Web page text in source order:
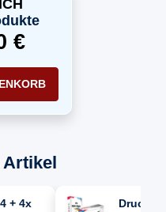
€
Artikel
+ 4x